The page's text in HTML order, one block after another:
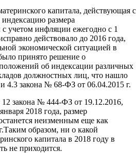
капитала, действующая с
индексацию размера
учетом инфляции ежегодно с 1
действовало до 2016 года,
экономической ситуацией в
принято решение о
об индексации различных
должностных лиц, что нашло
4.3 закона № 68-ФЗ от 06.04.2015 г.
12 закона № 444-ФЗ от 19.12.2016,
2018 года, размер
неизменным еще как
образом, ни о какой
капитала в 2018 году в
не приходится.